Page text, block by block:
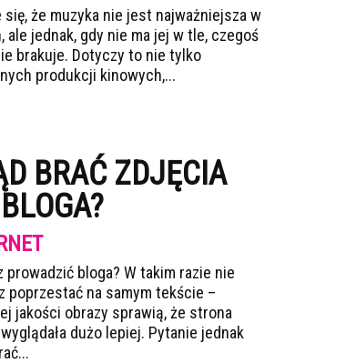
się, że muzyka nie jest najważniejsza w
ale jednak, gdy nie ma jej w tle, czegoś
brakuje. Dotyczy to nie tylko
produkcji kinowych,...
BRAĆ ZDJĘCIA
prowadzić bloga? W takim razie nie
poprzestać na samym tekście –
jakości obrazy sprawią, że strona
dużo lepiej. Pytanie jednak